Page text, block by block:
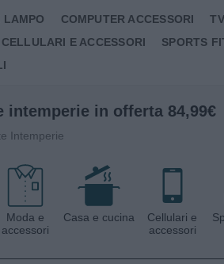
LAMPO COMPUTER ACCESSORI
CELLULARI E ACCESSORI SPORTS
in offerta 84,99€
Intemperie
Moda e
accessori
Casa e cucina
Cellulari e
accessori